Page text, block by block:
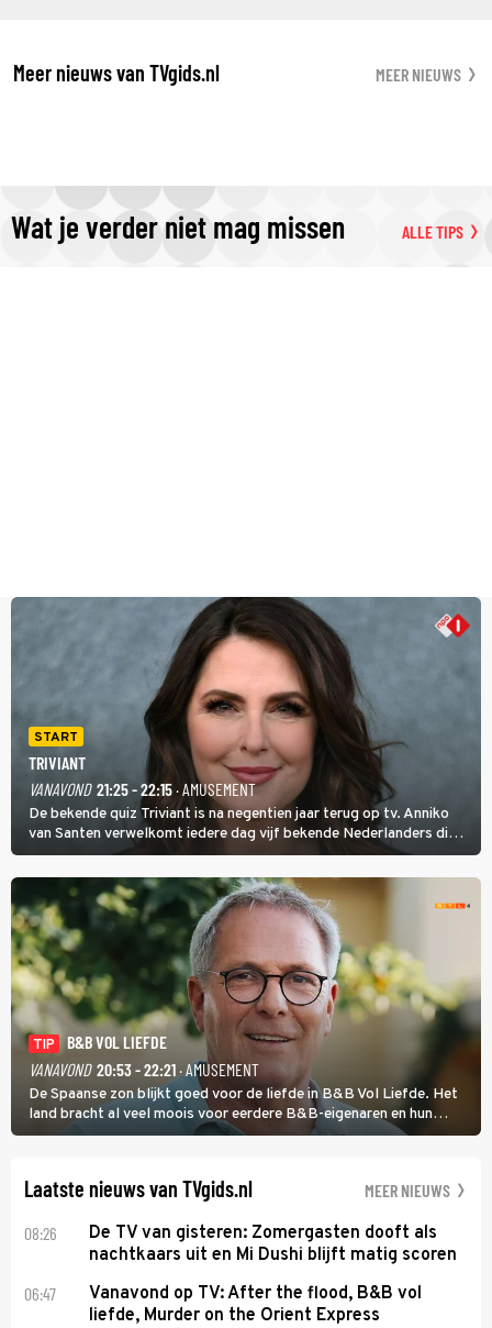
Meer nieuws van TVgids.nl MEER NIEUWS
Wat je verder niet mag missen ALLE TIPS
START
TRIVIANT
VANAVOND 21:25 - 22:15· AMUSEMENT
De bekende quiz Triviant is na negentien jaar terug op tv. Anniko
van Santen verwelkomt iedere dag vijf bekende Nederlanders die
vragen beantwoorden in verschillende categorieën. De beste
speler gaat direct door naar de finaleweek.
TIP
B&B VOL LIEFDE
VANAVOND 20:53 - 22:21· AMUSEMENT
De Spaanse zon blijkt goed voor de liefde in B&B Vol Liefde. Het
land bracht al veel moois voor eerdere B&B-eigenaren en hun
partners. Ook Paul runt zijn gastenverblijf in Spanje. De 62-jarige
Laatste nieuws van TVgids.nl MEER NIEUWS
08:26
De TV van gisteren: Zomergasten dooft als
nachtkaars uit en Mi Dushi blijft matig scoren
06:47
Vanavond op TV: After the flood, B&B vol
liefde, Murder on the Orient Express